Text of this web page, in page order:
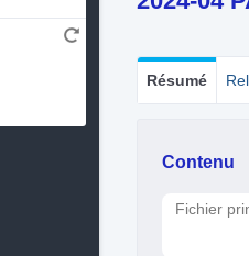
Résumé
Contenu
Fichier